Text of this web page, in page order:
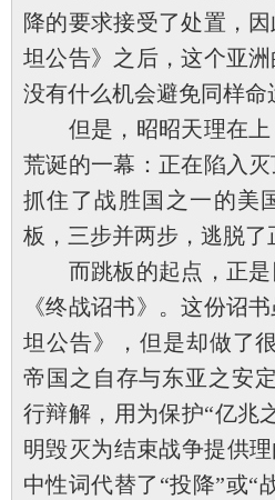
降的要求接受了处置，
坦公告》之后，这个亚
没有什么机会避免同样命
但是，昭昭天理在上
荒诞的一幕：正在陷入
抓住了战胜国之一的美
板，三步并两步，逃脱了
而跳板的起点，正是
《终战诏书》。这份诏
坦公告》，但是却做了
帝国之自存与东亚之安
行辩解，用为保护“亿兆
明毁灭为结束战争提供
中性词代替了“投降”或“